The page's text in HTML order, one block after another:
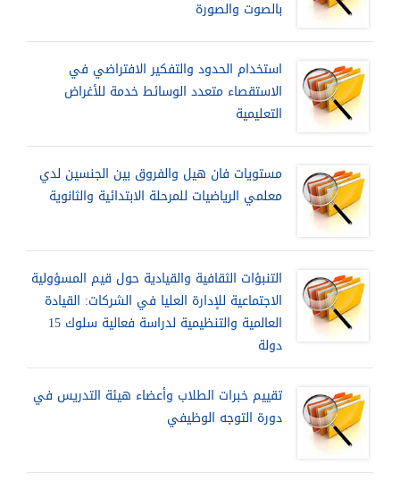
بالصوت والصورة
استخدام الحدود والتفكير الافتراضي في
الاستقصاء متعدد الوسائط خدمة للأغراض
التعليمية
مستويات فان هيل والفروق بين الجنسين لدي
معلمي الرياضيات للمرحلة الابتدائية والثانوية
التنبؤات الثقافية والقيادية حول قيم المسؤولية
الاجتماعية للإدارة العليا في الشركات: القيادة
العالمية والتنظيمية لدراسة فعالية سلوك 15
دولة
تقييم خبرات الطلاب وأعضاء هيئة التدريس في
دورة التوجه الوظيفي